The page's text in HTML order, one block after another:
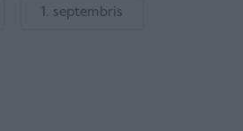
1. septembris